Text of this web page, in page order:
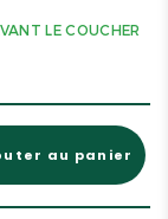
LE COUCHER
au panier